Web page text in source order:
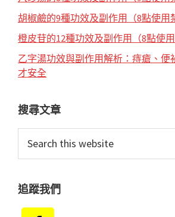
胡椒鹼的9種功效及副作用（8點使用
橙皮苷的12種功效及副作用（8點使用
乙字湯功效與副作用解析：痔瘡、便
才安全
搜尋文章
this
追蹤我們